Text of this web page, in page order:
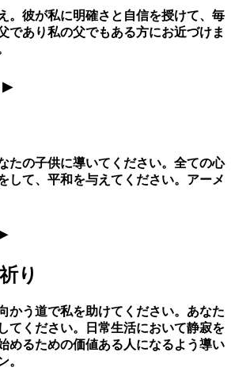
。彼が私に明確さと自信を授けて、毎
であり私の父でもある方にお近づけま
たの子供に導いてください。全ての心
して、平和を与えてください。アーメ
り
かう道で私を助けてください。あなた
てください。日常生活において静寂を
めるための価値ある人になるよう導い
。